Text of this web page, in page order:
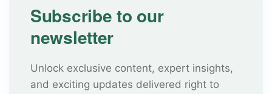
Subscribe to our
newsletter
Unlock exclusive content, expert insights,
and exciting updates delivered right to